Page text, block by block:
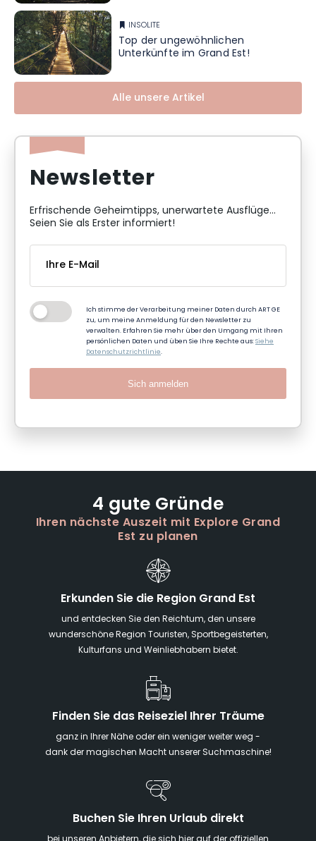
INSOLITE
Top der ungewöhnlichen
Unterkünfte im Grand Est!
Alle unsere Artikel
Newsletter
Erfrischende Geheimtipps, unerwartete Ausflüge...
Seien Sie als Erster informiert!
Ich stimme der Verarbeitung meiner Daten durch ART GE
zu, um meine Anmeldung für den Newsletter zu
verwalten. Erfahren Sie mehr über den Umgang mit Ihren
persönlichen Daten und üben Sie Ihre Rechte aus:Siehe
Datenschutzrichtlinie.
Sich anmelden
4 gute Gründe
Ihren nächste Auszeit mit Explore Grand
Est zu planen
Erkunden Sie die Region Grand Est
und entdecken Sie den Reichtum, den unsere
wunderschöne Region Touristen, Sportbegeisterten,
Kulturfans und Weinliebhabern bietet.
Finden Sie das Reiseziel Ihrer Träume
ganz in Ihrer Nähe oder ein weniger weiter weg -
dank der magischen Macht unserer Suchmaschine!
Buchen Sie Ihren Urlaub direkt